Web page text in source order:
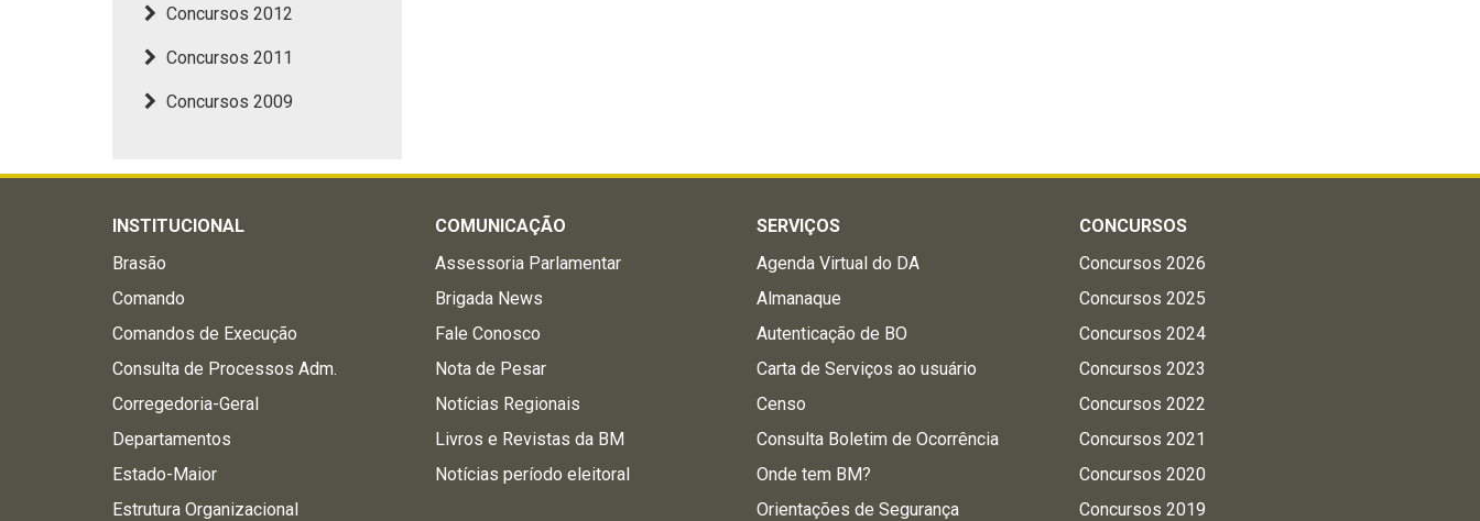
Concursos 2012
Concursos 2011
Concursos 2009
INSTITUCIONAL
Brasão
Comando
Comandos de Execução
Consulta de Processos Adm.
Corregedoria-Geral
Departamentos
Estado-Maior
Estrutura Organizacional
COMUNICAÇÃO
Assessoria Parlamentar
Brigada News
Fale Conosco
Nota de Pesar
Notícias Regionais
Livros e Revistas da BM
Notícias período eleitoral
SERVIÇOS
Agenda Virtual do DA
Almanaque
Autenticação de BO
Carta de Serviços ao usuário
Censo
Consulta Boletim de Ocorrência
Onde tem BM?
Orientações de Segurança
CONCURSOS
Concursos 2026
Concursos 2025
Concursos 2024
Concursos 2023
Concursos 2022
Concursos 2021
Concursos 2020
Concursos 2019